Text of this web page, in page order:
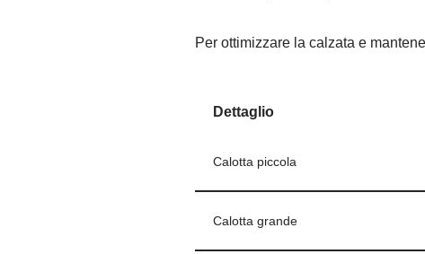
Per ottimizzare la calzata e
Dettaglio
Calotta piccola
Calotta grande